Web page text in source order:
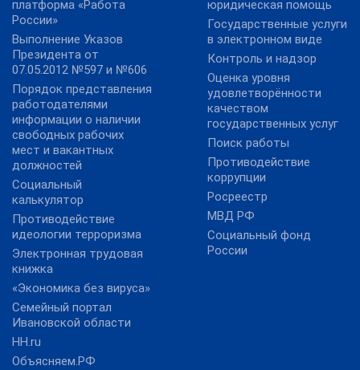
платформа «Работа
России»
Выполнение Указов
Президента от
07.05.2012 №597 и №606
Порядок представления
работодателями
информации о наличии
свободных рабочих
мест и вакантных
должностей
Социальный
калькулятор
Противодействие
идеологии терроризма
Электронная трудовая
книжка
«Экономика без вируса»
Семейный портал
Ивановской области
HH.ru
Объясняем.РФ
юридическая помощь
Государственные услуги
в электронном виде
Контроль и надзор
Оценка уровня
удовлетворённости
качеством
государственных услуг
Поиск работы
Противодействие
коррупции
Росреестр
МВД РФ
Социальный фонд
России